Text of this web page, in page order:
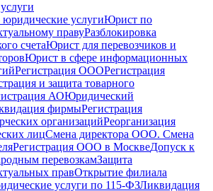
услугиЮрист по
правуРазблокировка
счетаЮрист для перевозчиков и
Юрист в сфере информационных
Регистрация ОООРегистрация
и защита товарного
АОЮридический
фирмыРегистрация
организацийРеорганизация
лицСмена директора ООО. Смена
Регистрация ООО в МосквеДопуск к
перевозкамЗащита
правОткрытие филиала
услуги по 115-ФЗЛиквидация